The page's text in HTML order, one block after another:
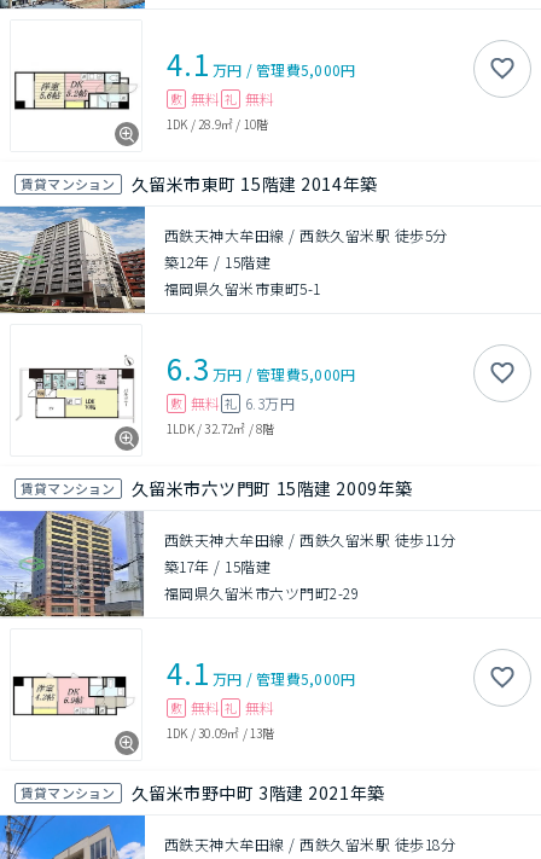
4.1 万円 /管理費5,000円
敷 無料 礼 無料
1DK / 28.9㎡ / 10階
賃貸マンション 久留米市東町 15階建 2014年築
西鉄天神大牟田線 / 西鉄久留米駅 徒歩5分
築12年 / 15階建
福岡県久留米市東町5-1
6.3 万円 /管理費5,000円
敷 無料 礼 6.3万円
1LDK/32.72㎡ /8階
賃貸マンション 久留米市六ツ門町 15階建 2009年築
西鉄天神大牟田線 / 西鉄久留米駅 徒歩11分
築17年 / 15階建
福岡県久留米市六ツ門町2-29
4.1 万円 /管理費5,000円
敷 無料 礼 無料
1DK /30.09㎡ / 13階
賃貸マンション 久留米市野中町 3階建 2021年築
西鉄天神大牟田線 / 西鉄久留米駅 徒歩18分